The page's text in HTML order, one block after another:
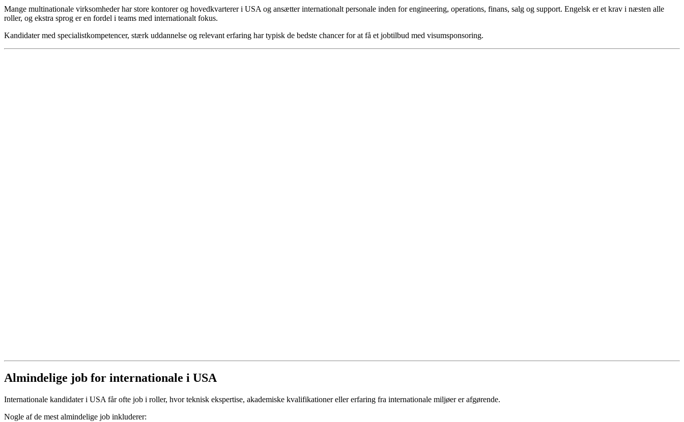
Mange multinationale virksomheder har store kontorer og hovedkvarterer i USA og ansætter internationalt personale inden for engineering, operations, finans, salg og support. Engelsk er et krav i næsten alle
roller, og ekstra sprog er en fordel i teams med internationalt fokus.
Kandidater med specialistkompetencer, stærk uddannelse og relevant erfaring har typisk de bedste chancer for at få et jobtilbud med visumsponsoring.
Almindelige job for internationale i USA
Internationale kandidater i USA får ofte job i roller, hvor teknisk ekspertise, akademiske kvalifikationer eller erfaring fra internationale miljøer er afgørende.
Nogle af de mest almindelige job inkluderer: